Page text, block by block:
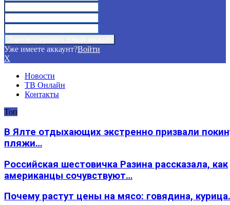
Уже имеете аккаунт?Войти
X
Новости
ТВ Онлайн
Контакты
Топ
В Ялте отдыхающих экстренно призвали
пляжи…
Российская шестовичка Разина рассказала, как
американцы сочувствуют…
Почему растут цены на мясо: говядина,